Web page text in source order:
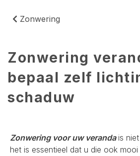
Zonwering
Zonwering
bepaal zelf
schaduw
Zonwering voor uw verandais
het is essentieel dat u die ook